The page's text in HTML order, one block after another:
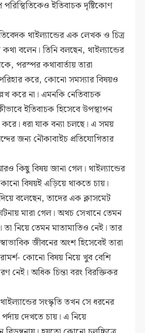
ইতিবাচক দৃষ্টিকোণ
থাইল্যান্ডের এক লেখক ও চিত্র
বলেন। তিনি বলছেন, থাইল্যান্ডের
পরস্পর কথাবার্তায় তারা
করে, কোনো সমস্যার বিষয়ও
করে না। এমনকি নেতিবাচক
ইতিবাচক হিসেবে উপস্থাপন
ধরা যাক বন্যা চলছে। এ সময়
জন্য নৌকাবাইচ প্রতিযোগিতার
কিছু বিষয় জানা গেল। থাইল্যান্ডের
বিষয়ই এড়িয়ে থাকতে চায়।
বলেছেন, তাদের এক ক্লাসমেট
মারা গেল। অথচ সেখানে তেমন
নিয়ে তেমন মাতামাতিও নেই। তার
জীবনের অংশ হিসেবেই তারা
কোনো বিষয় নিয়ে খুব বেশি
নেই। অধিক চিন্তা বরং বিরক্তিকর
সংস্কৃতি তখন সে ধরনের
পর্দায় দেখতে চায়। এ নিয়ে